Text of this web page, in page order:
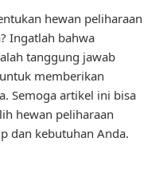
hewan peliharaan
Ingatlah bahwa
tanggung jawab
memberikan
Semoga artikel ini bisa
hewan peliharaan
dan kebutuhan Anda.